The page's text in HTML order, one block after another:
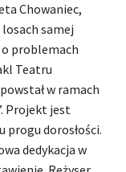
Chowaniec,
samej
problemach
Teatru
w ramach
Projekt jest
progu dorosłości.
dedykacja w